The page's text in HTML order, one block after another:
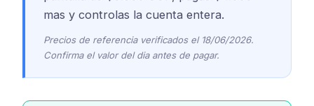
mas y controlas la cuenta entera.
Precios de referencia verificados el 18/06/2026.
Confirma el valor del dia antes de pagar.